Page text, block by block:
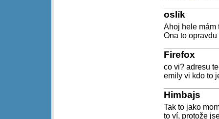
oslík
Ahoj hele mám
Ona to
Firefox
co vi? adresu
emily vi kdo to
Himbajs
Tak to jako
to ví, protože